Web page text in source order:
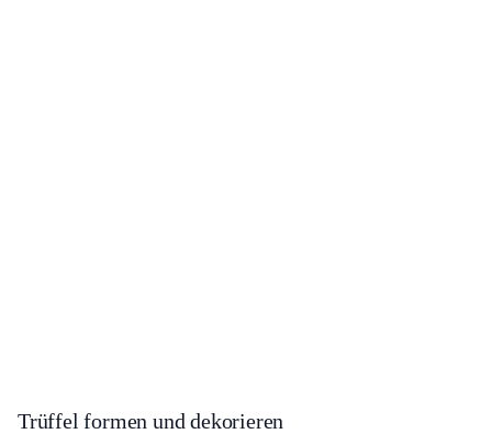
Trüffel formen und dekorieren